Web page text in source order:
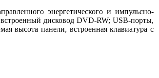
энергетического и импульсно-
дисковод DVD-RW; USB-порты,
высота панели, встроенная клавиатура с